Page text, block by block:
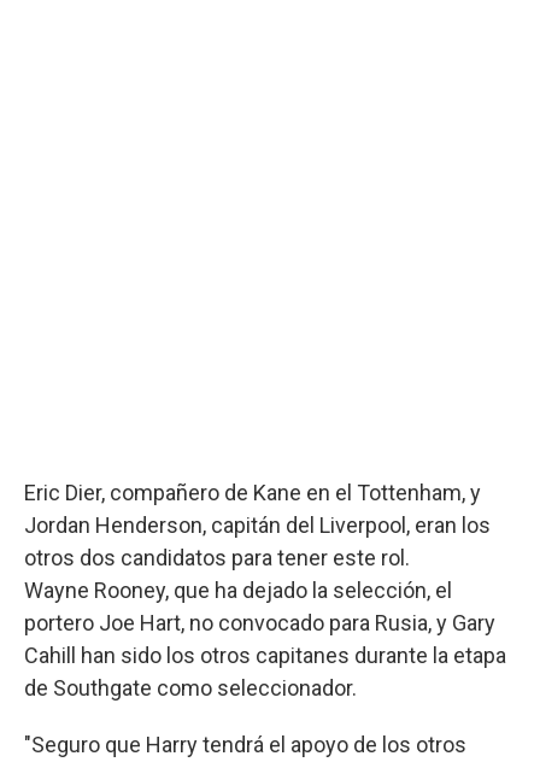
Eric Dier, compañero de Kane en el Tottenham, y
Jordan Henderson, capitán del Liverpool, eran los
otros dos candidatos para tener este rol.
Wayne Rooney, que ha dejado la selección, el
portero Joe Hart, no convocado para Rusia, y Gary
Cahill han sido los otros capitanes durante la etapa
de Southgate como seleccionador.
"Seguro que Harry tendrá el apoyo de los otros